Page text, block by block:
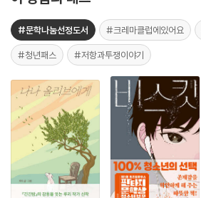
#문학나눔선정도서 #크레마클럽에있어요
#청년패스 #저항과투쟁이야기